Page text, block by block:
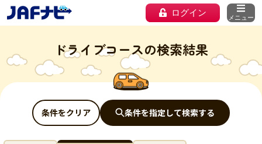
ログイン メニュー
ドライブコースの検索結果
条件をクリア 条件を指定して検索する